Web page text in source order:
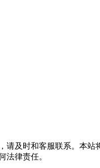
请及时和客服联系。本
法律责任。